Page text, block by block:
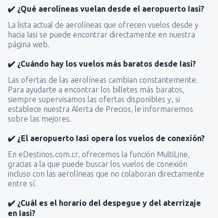
✔️ ¿Qué aerolíneas vuelan desde el aeropuerto Iasi?
La lista actual de aerolíneas que ofrecen vuelos desde y
hacia Iasi se puede encontrar directamente en nuestra
página web.
✔️ ¿Cuándo hay los vuelos más baratos desde Iasi?
Las ofertas de las aerolíneas cambian constantemente.
Para ayudarte a encontrar los billetes más baratos,
siempre supervisamos las ofertas disponibles y, si
establece nuestra Alerta de Precios, le informaremos
sobre las mejores.
✔️ ¿El aeropuerto Iasi opera los vuelos de conexión?
En eDestinos.com.cr, ofrecemos la función MultiLine,
gracias a la que puede buscar los vuelos de conexión
incluso con las aerolíneas que no colaboran directamente
entre sí.
✔️ ¿Cuál es el horario del despegue y del aterrizaje
en Iasi?